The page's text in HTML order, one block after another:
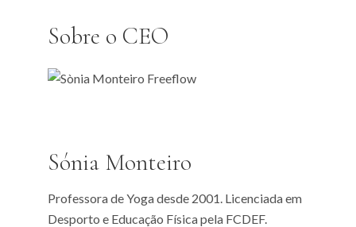
Sobre o CEO
Sónia Monteiro
Professora de Yoga desde 2001. Licenciada em
Desporto e Educação Física pela FCDEF.